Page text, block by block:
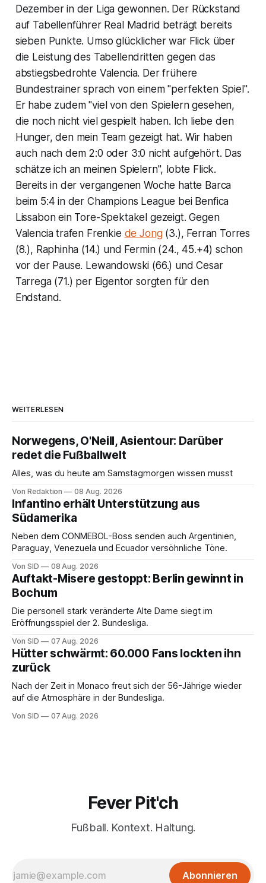
Dezember in der Liga gewonnen. Der Rückstand
auf Tabellenführer Real Madrid beträgt bereits
sieben Punkte. Umso glücklicher war Flick über
die Leistung des Tabellendritten gegen das
abstiegsbedrohte Valencia. Der frühere
Bundestrainer sprach von einem "perfekten Spiel".
Er habe zudem "viel von den Spielern gesehen,
die noch nicht viel gespielt haben. Ich liebe den
Hunger, den mein Team gezeigt hat. Wir haben
auch nach dem 2:0 oder 3:0 nicht aufgehört. Das
schätze ich an meinen Spielern", lobte Flick.
Bereits in der vergangenen Woche hatte Barca
beim 5:4 in der Champions League bei Benfica
Lissabon ein Tore-Spektakel gezeigt. Gegen
Valencia trafen Frenkie de Jong(3.), Ferran Torres
(8.), Raphinha (14.) und Fermin (24., 45.+4) schon
vor der Pause. Lewandowski (66.) und Cesar
Tarrega (71.) per Eigentor sorgten für den
Endstand.
WEITERLESEN
Norwegens, O'Neill, Asientour: Darüber
redet die Fußballwelt
Alles, was du heute am Samstagmorgen wissen musst
Von Redaktion 08 Aug. 2026
Infantino erhält Unterstützung aus
Südamerika
Neben dem CONMEBOL-Boss senden auch Argentinien,
Paraguay, Venezuela und Ecuador versöhnliche Töne.
Von SID 08 Aug. 2026
Auftakt-Misere gestoppt: Berlin gewinnt in
Bochum
Die personell stark veränderte Alte Dame siegt im
Eröffnungsspiel der 2. Bundesliga.
Von SID 07 Aug. 2026
Hütter schwärmt: 60.000 Fans lockten ihn
zurück
Nach der Zeit in Monaco freut sich der 56-Jährige wieder
auf die Atmosphäre in der Bundesliga.
Von SID 07 Aug. 2026
Fever Pit'ch
Fußball. Kontext. Haltung.
Abonnieren